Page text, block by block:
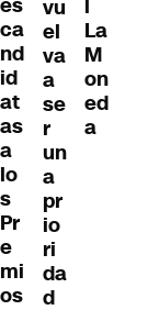
es
ca
nd
id
at
as
a
lo
s
Pr
e
mi
os
vu
el
va
a
se
r
un
a
pr
io
ri
da
d
l
La
M
on
ed
a